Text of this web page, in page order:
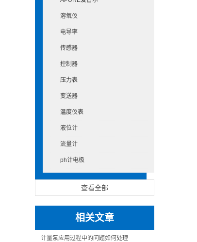
溶氧仪
电导率
传感器
控制器
压力表
变送器
温度仪表
液位计
流量计
ph计电极
查看全部
相关文章
计量泵应用过程中的问题如何处理